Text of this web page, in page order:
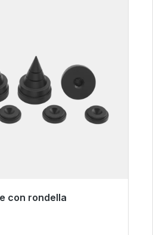
con rondella
immediata, tempo di